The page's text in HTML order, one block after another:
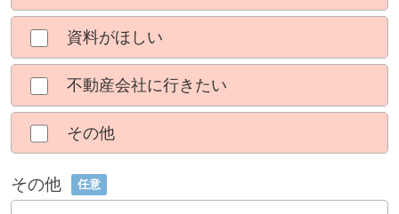
資料がほしい
不動産会社に行きたい
その他
その他 任意